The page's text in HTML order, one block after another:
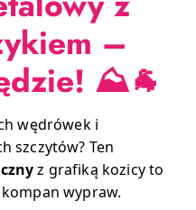
–
⛰️🐐
wędrówek i
szczytów? Ten
z grafiką kozicy to
wypraw.